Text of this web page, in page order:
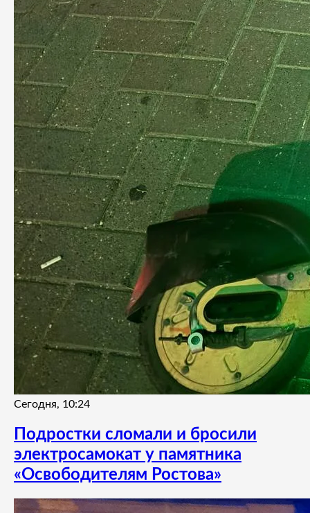
Сегодня, 10:24
Подростки сломали и бросили
электросамокат у памятника
«Освободителям Ростова»